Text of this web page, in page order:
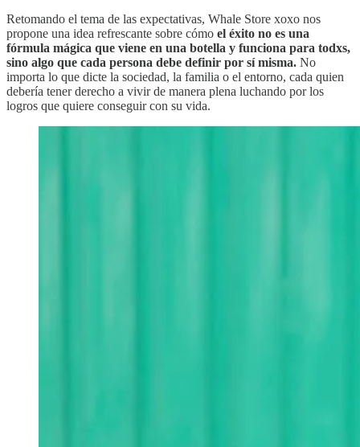
Retomando el tema de las expectativas, Whale Store xoxo nos
propone una idea refrescante sobre cómo el éxito no es una
fórmula mágica que viene en una botella y funciona para todxs,
sino algo que cada persona debe definir por sí misma. No
importa lo que dicte la sociedad, la familia o el entorno, cada quien
debería tener derecho a vivir de manera plena luchando por los
logros que quiere conseguir con su vida.